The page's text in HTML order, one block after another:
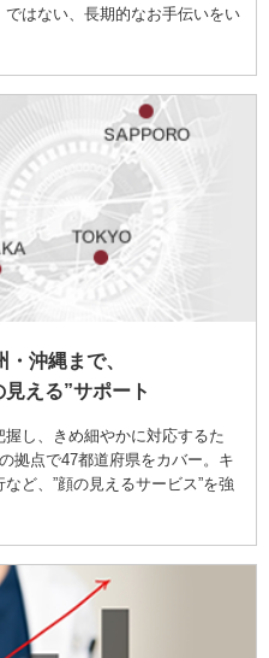
ではない、長期的なお手伝いをい
沖縄まで、
える”サポート
し、きめ細やかに対応するた
拠点で47都道府県をカバー。キ
ど、”顔の見えるサービス”を強